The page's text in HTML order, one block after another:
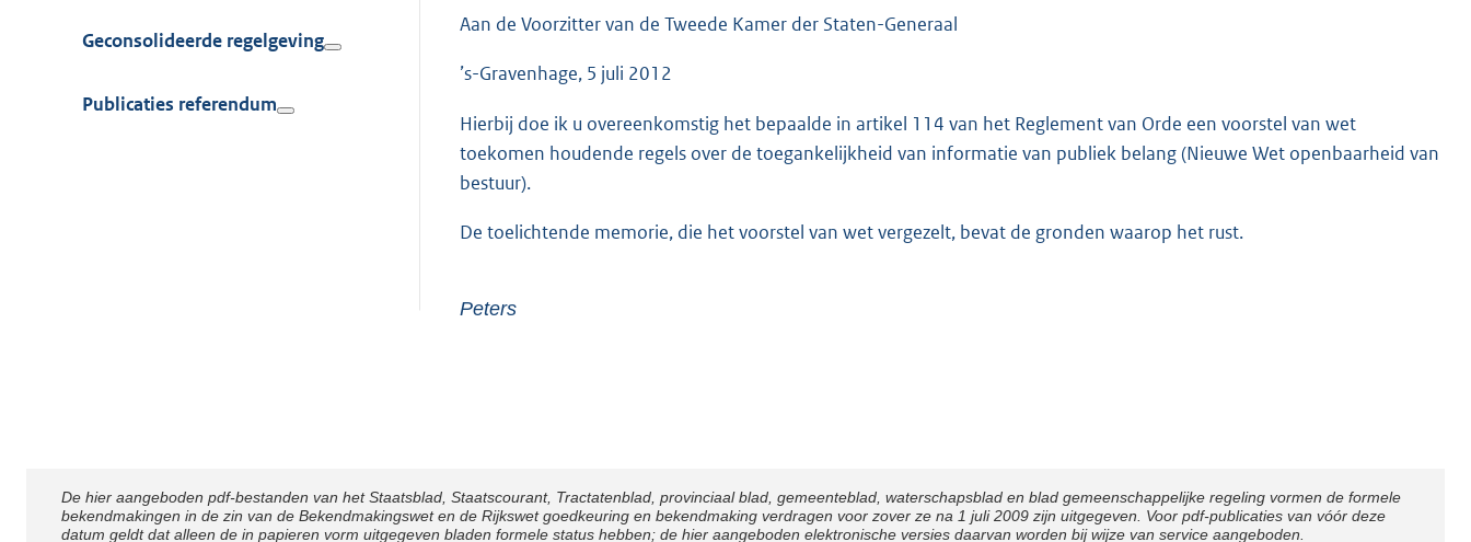
Geconsolideerde regelgeving
Publicaties referendum
t
3
8
b
Aan de Voorzitter van de Tweede Kamer der Staten-Generaal
’s-Gravenhage, 5 juli 2012
Hierbij doe ik u overeenkomstig het bepaalde in artikel 114 van het Reglement van Orde een voorstel van wet
toekomen houdende regels over de toegankelijkheid van informatie van publiek belang (Nieuwe Wet openbaarheid van
bestuur).
De toelichtende memorie, die het voorstel van wet vergezelt, bevat de gronden waarop het rust.
Peters
Disclaimer
De hier aangeboden pdf-bestanden van het Staatsblad, Staatscourant, Tractatenblad, provinciaal blad, gemeenteblad, waterschapsblad en blad gemeenschappelijke regeling vormen de formele
bekendmakingen in de zin van de Bekendmakingswet en de Rijkswet goedkeuring en bekendmaking verdragen voor zover ze na 1 juli 2009 zijn uitgegeven. Voor pdf-publicaties van vóór deze
datum geldt dat alleen de in papieren vorm uitgegeven bladen formele status hebben; de hier aangeboden elektronische versies daarvan worden bij wijze van service aangeboden.